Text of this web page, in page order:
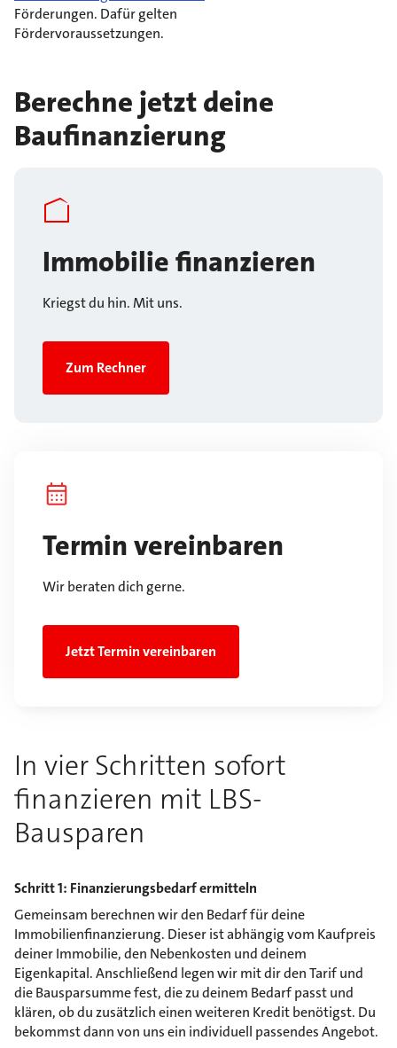
Förderungen. Dafür gelten
Fördervoraussetzungen.
Berechne jetzt deine
Baufinanzierung
Immobilie finanzieren
Kriegst du hin. Mit uns.
Zum Rechner
Termin vereinbaren
Wir beraten dich gerne.
Jetzt Termin vereinbaren
In vier Schritten sofort
finanzieren mit LBS-
Bausparen
Schritt 1: Finanzierungsbedarf ermitteln
Gemeinsam berechnen wir den Bedarf für deine
Immobilienfinanzierung. Dieser ist abhängig vom Kaufpreis
deiner Immobilie, den Nebenkosten und deinem
Eigenkapital. Anschließend legen wir mit dir den Tarif und
die Bausparsumme fest, die zu deinem Bedarf passt und
klären, ob du zusätzlich einen weiteren Kredit benötigst. Du
bekommst dann von uns ein individuell passendes Angebot.